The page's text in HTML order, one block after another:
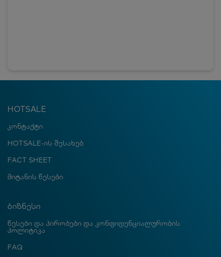
HOTSALE
კონტაქტი
HOTSALE-ის შესახებ
FACT SHEET
მიტანის წესები
ბიზნესი
წესები და პირობები და კონფიდენციალურობის
პოლიტიკა
FAQ